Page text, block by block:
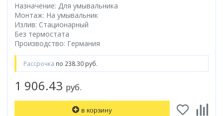
Назначение: Для умывальника
Монтаж: На умывальник
Излив: Стационарный
Без термостата
Производство: Германия
Рассрочка по 238.30 руб.
1 906.43 руб.
в корзину